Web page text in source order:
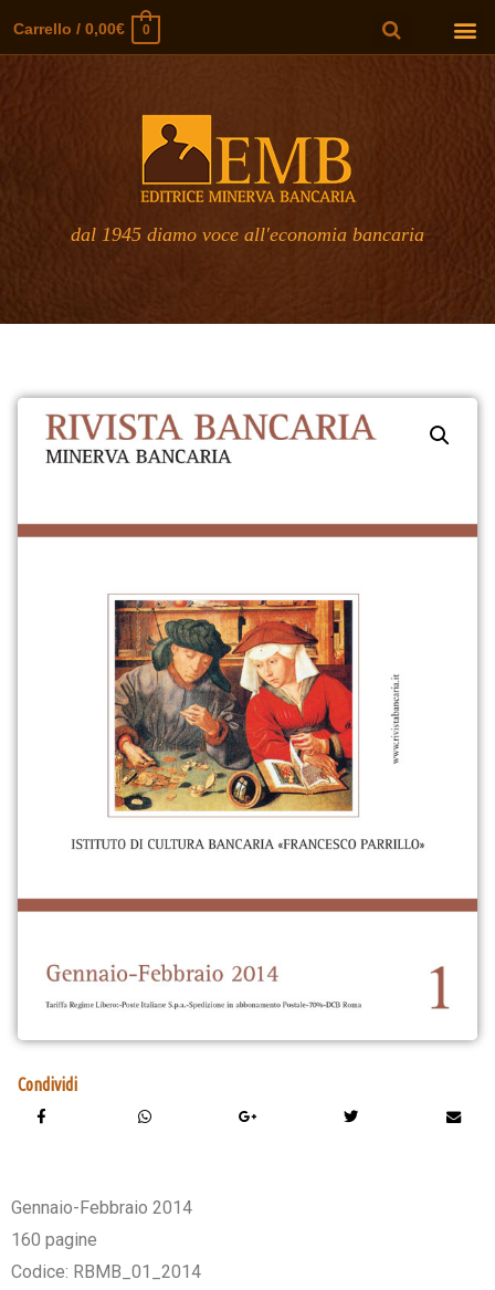
Carrello / 0,00€ 0
dal 1945 diamo voce all'economia bancaria
Gennaio-Febbraio 2014
160 pagine
Codice: RBMB_01_2014
Condividi